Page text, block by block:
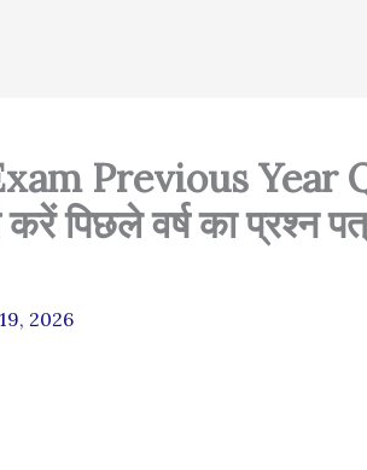
Previous Year
पिछले वर्ष का प्रश्न
2026